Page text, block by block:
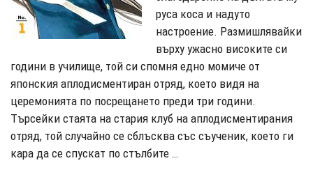
руса коса и надуто
настроение. Размишлявайки
върху ужасно високите си
години в училище, той си спомня едно момиче от
японския аплодисментиран отряд, което видя на
церемонията по посрещането преди три години.
Търсейки стаята на стария клуб на аплодисментирания
отряд, той случайно се сблъсква със съученик, което ги
кара да се спускат по стълбите …